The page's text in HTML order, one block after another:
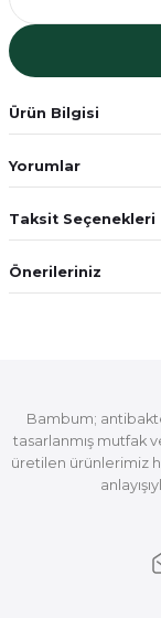
Ürün Bilgisi
Yorumlar
Taksit Seçenekleri
Önerileriniz
Bambum;
tasarlanmış mutfak
üretilen ürünlerimiz